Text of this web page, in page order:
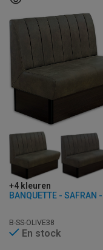
+4 kleuren
B-SS-OLIVE38
En stock